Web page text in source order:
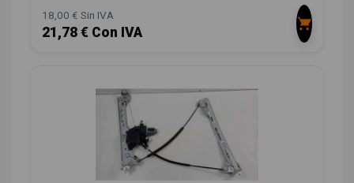
18,00 € Sin IVA
21,78 € Con IVA